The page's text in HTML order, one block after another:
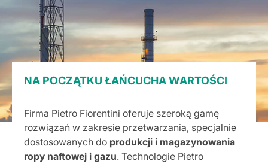
NA POCZĄTKU ŁAŃCUCHA WARTOŚCI
Firma Pietro Fiorentini oferuje szeroką gamę
rozwiązań w zakresie przetwarzania, specjalnie
dostosowanych do produkcji i magazynowania
ropy naftowej i gazu. Technologie Pietro